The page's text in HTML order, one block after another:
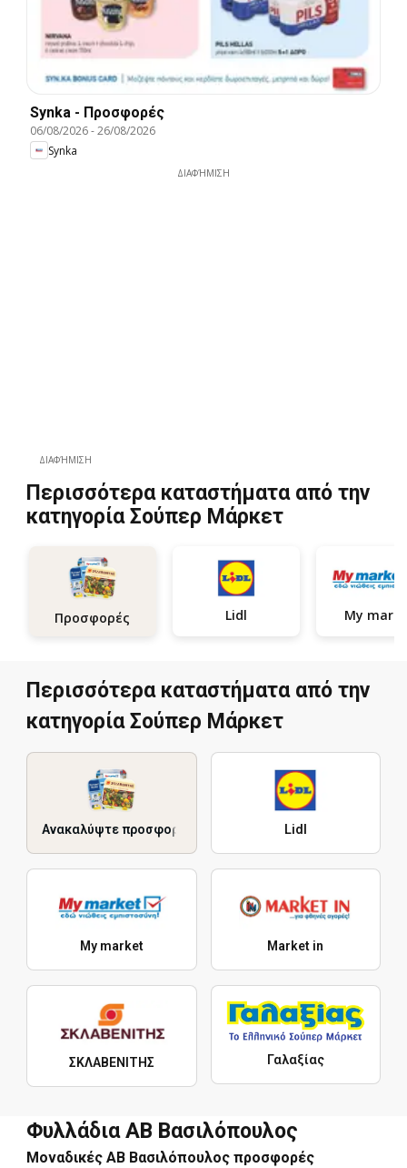
Synka - Προσφορές
06/08/2026-26/08/2026
Synka
ΔΙΑΦΉΜΙΣΗ
ΔΙΑΦΉΜΙΣΗ
Περισσότερα καταστήματα από την
κατηγορία Σούπερ Μάρκετ
Προσφορές Lidl My
Περισσότερα καταστήματα από την
κατηγορία Σούπερ Μάρκετ
Ανακαλύψτε προσφορές Lidl
My market Market in
ΣΚΛΑΒΕΝΙΤΗΣ Γαλαξίας
Φυλλάδια ΑΒ Βασιλόπουλος
Μοναδικές ΑΒ Βασιλόπουλος προσφορές